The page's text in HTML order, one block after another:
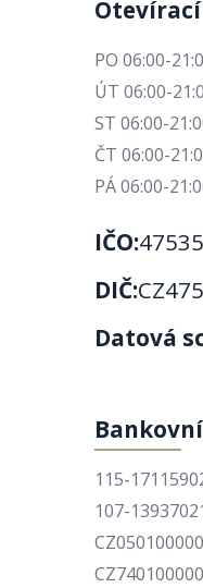
PO 06:00-
ÚT 06:00-
ST 06:00-
ČT 06:00-
PÁ 06:00-
IČO:
DIČ:
Datová
115-
107-